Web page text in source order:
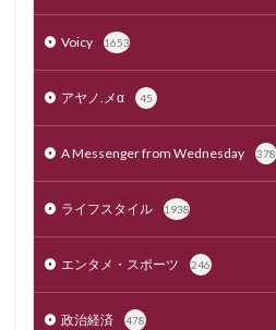
Voicy 1653
アヤノ.メα 45
A Messenger from Wednesday 378
ライフスタイル 1938
エンタメ・スポーツ 246
政治経済 478